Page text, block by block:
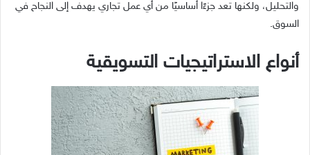
والتحليل، ولكنها تعد جزءًا أساسيًا من أي عمل تجاري يهدف إلى النجاح في
السوق.
أنواع الاستراتيجيات التسويقية